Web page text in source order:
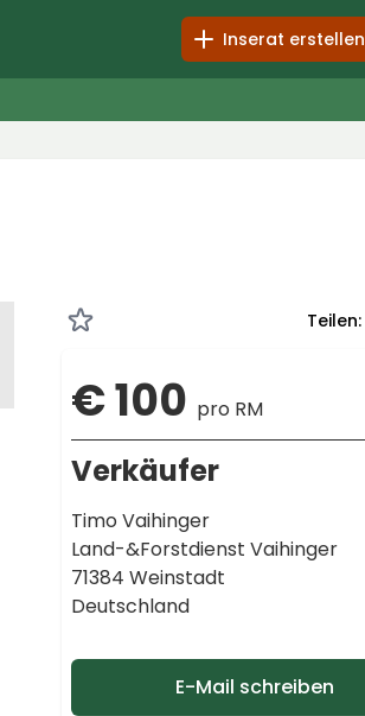
Inserat erstellen
Teilen:
€ 100 pro RM
Verkäufer
Timo Vaihinger
Land-&Forstdienst Vaihinger
71384 Weinstadt
Deutschland
E-Mail schreiben